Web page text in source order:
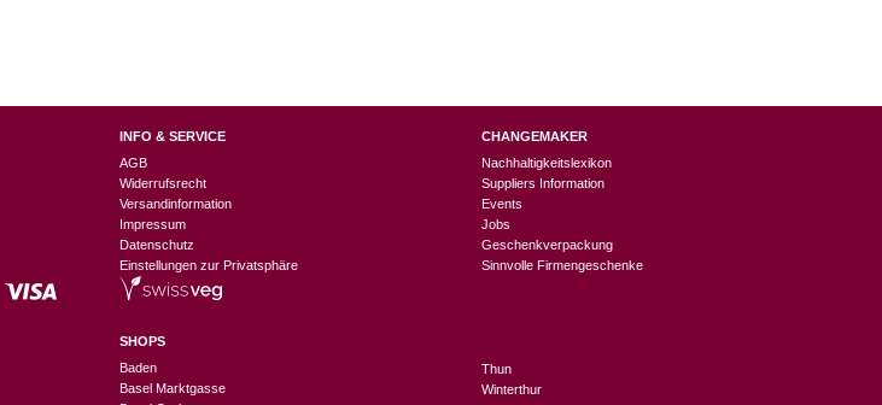
INFO & SERVICE
AGB
Widerrufsrecht
Versandinformation
Impressum
Datenschutz
Einstellungen zur Privatsphäre
SHOPS
Baden
Basel Marktgasse
CHANGEMAKER
Nachhaltigkeitslexikon
Suppliers Information
Events
Jobs
Geschenkverpackung
Sinnvolle Firmengeschenke
Thun
Winterthur